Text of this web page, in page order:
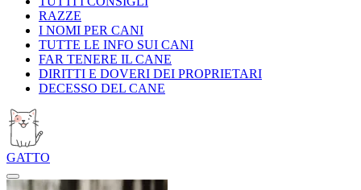
RAZZE
I NOMI PER CANI
TUTTE LE INFO SUI CANI
FAR TENERE IL CANE
DIRITTI E DOVERI DEI PROPRIETARI
DECESSO DEL CANE
GATTO